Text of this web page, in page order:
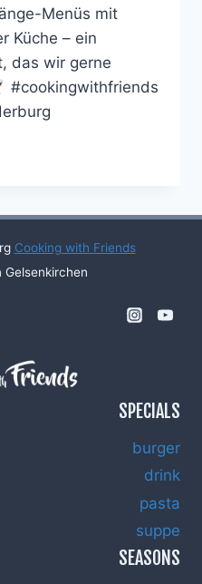
Menüs mit
Küche – ein
das wir gerne
#cookingwithfriends
Cooking with Friends
Gelsenkirchen
SPECIALS
burger
drink
pasta
suppe
SEASONS